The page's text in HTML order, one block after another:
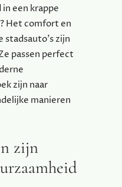
een krappe
Het comfort en
stadsauto’s zijn
passen perfect
zijn naar
manieren
zijn